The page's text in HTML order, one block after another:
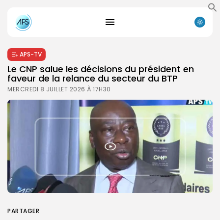
APS-TV
Le CNP salue les décisions du président en
faveur de la relance du secteur du BTP
MERCREDI 8 JUILLET 2026 À 17H30
PARTAGER